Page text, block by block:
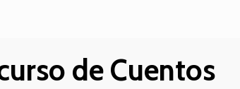
de Cuentos